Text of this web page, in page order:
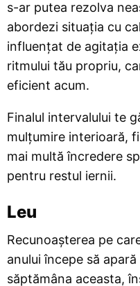
s-ar putea rezolva
abordezi situația cu
influențat de agitația
ritmului tău propriu,
eficient acum.
Finalul intervalului te
mulțumire interioară,
mai multă încredere
pentru restul iernii.
Leu
Recunoașterea pe
anului începe să
săptămâna aceasta,